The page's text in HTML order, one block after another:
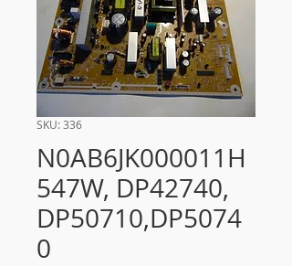
SKU: 336
N0AB6JK000011H
547W, DP42740,
DP50710,DP5074
0